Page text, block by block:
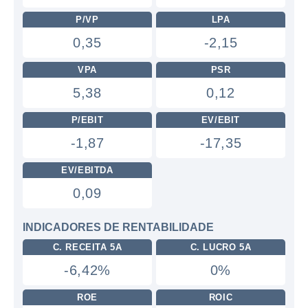
P/VP
0,35
LPA
-2,15
VPA
5,38
PSR
0,12
P/EBIT
-1,87
EV/EBIT
-17,35
EV/EBITDA
0,09
INDICADORES DE RENTABILIDADE
C. RECEITA 5A
-6,42%
C. LUCRO 5A
0%
ROE ROIC